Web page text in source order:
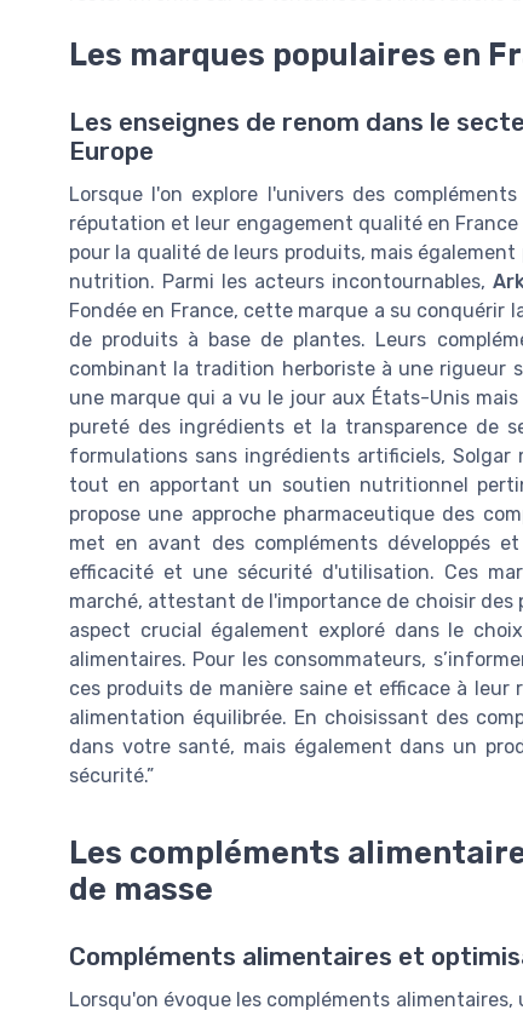
Les marques populaires en
Les enseignes de renom dans le
Europe
Lorsque l'on explore l'univers des
réputation et leur engagement qualité en France
pour la qualité de leurs produits, mais
nutrition. Parmi les acteurs incontournables,
Fondée en France, cette marque a su conquérir
de produits à base de plantes. Leurs
combinant la tradition herboriste à une rigueur
une marque qui a vu le jour aux États-Unis
pureté des ingrédients et la transparence de
formulations sans ingrédients artificiels, Solgar
tout en apportant un soutien nutritionnel
propose une approche pharmaceutique des
met en avant des compléments développés
efficacité et une sécurité d'utilisation. Ces
marché, attestant de l'importance de choisir
aspect crucial également exploré dans le
alimentaires. Pour les consommateurs,
ces produits de manière saine et efficace à
alimentation équilibrée. En choisissant des
dans votre santé, mais également dans un
sécurité.”
Les compléments
de masse
Compléments alimentaires et
Lorsqu'on évoque les compléments